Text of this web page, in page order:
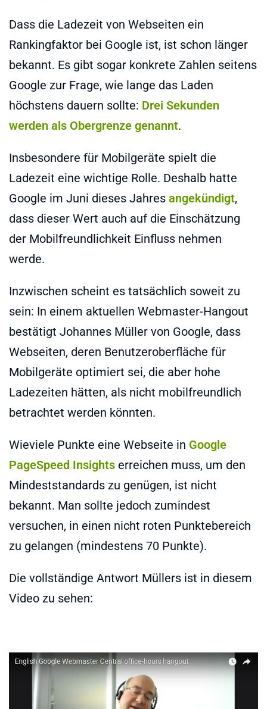
Dass die Ladezeit von Webseiten ein
Rankingfaktor bei Google ist, ist schon länger
bekannt. Es gibt sogar konkrete Zahlen seitens
Google zur Frage, wie lange das Laden
höchstens dauern sollte: Drei Sekunden
werden als Obergrenze genannt.
Insbesondere für Mobilgeräte spielt die
Ladezeit eine wichtige Rolle. Deshalb hatte
Google im Juni dieses Jahres angekündigt,
dass dieser Wert auch auf die Einschätzung
der Mobilfreundlichkeit Einfluss nehmen
werde.
Inzwischen scheint es tatsächlich soweit zu
sein: In einem aktuellen Webmaster-Hangout
bestätigt Johannes Müller von Google, dass
Webseiten, deren Benutzeroberfläche für
Mobilgeräte optimiert sei, die aber hohe
Ladezeiten hätten, als nicht mobilfreundlich
betrachtet werden könnten.
Wieviele Punkte eine Webseite in Google
PageSpeed Insights erreichen muss, um den
Mindeststandards zu genügen, ist nicht
bekannt. Man sollte jedoch zumindest
versuchen, in einen nicht roten Punktebereich
zu gelangen (mindestens 70 Punkte).
Die vollständige Antwort Müllers ist in diesem
Video zu sehen: